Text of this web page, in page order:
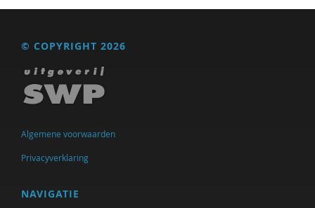
© COPYRIGHT 2026
Algemene voorwaarden
Privacyverklaring
NAVIGATIE